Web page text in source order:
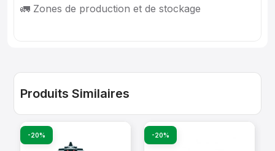
🚛 Zones de production et de stockage
Produits Similaires
-20% -20%